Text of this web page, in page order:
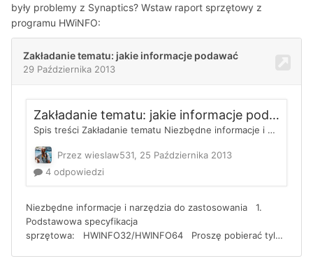
były problemy z Synaptics? Wstaw raport sprzętowy z
programu HWiNFO: